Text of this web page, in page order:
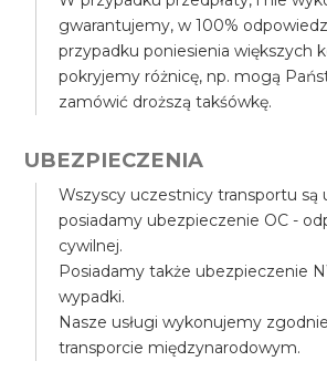
gwarantujemy, w 100%
przypadku poniesienia większych
pokryjemy różnicę, np. mogą
zamówić droższą takśówkę.
UBEZPIECZENIA
Wszyscy uczestnicy transportu są
posiadamy ubezpieczenie OC -
cywilnej.
Posiadamy także ubezpieczenie
wypadki.
Nasze usługi wykonujemy
transporcie międzynarodowym.